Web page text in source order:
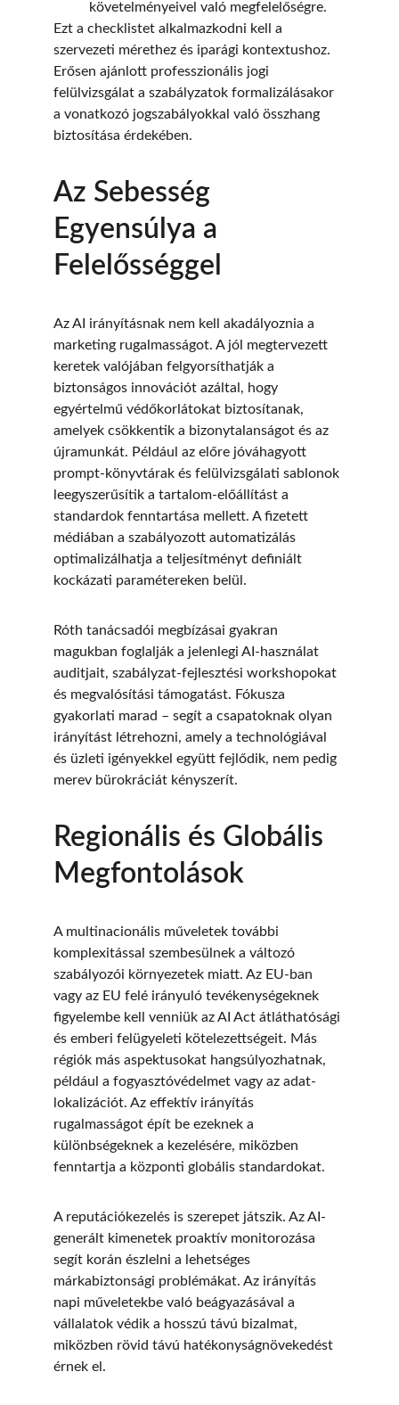
követelményeivel való megfelelőségre.
Ezt a checklistet alkalmazkodni kell a
szervezeti mérethez és iparági kontextushoz.
Erősen ajánlott professzionális jogi
felülvizsgálat a szabályzatok formalizálásakor
a vonatkozó jogszabályokkal való összhang
biztosítása érdekében.
Az Sebesség
Egyensúlya a
Felelősséggel
Az AI irányításnak nem kell akadályoznia a
marketing rugalmasságot. A jól megtervezett
keretek valójában felgyorsíthatják a
biztonságos innovációt azáltal, hogy
egyértelmű védőkorlátokat biztosítanak,
amelyek csökkentik a bizonytalanságot és az
újramunkát. Például az előre jóváhagyott
prompt-könyvtárak és felülvizsgálati sablonok
leegyszerűsítik a tartalom-előállítást a
standardok fenntartása mellett. A fizetett
médiában a szabályozott automatizálás
optimalizálhatja a teljesítményt definiált
kockázati paramétereken belül.
Róth tanácsadói megbízásai gyakran
magukban foglalják a jelenlegi AI-használat
auditjait, szabályzat-fejlesztési workshopokat
és megvalósítási támogatást. Fókusza
gyakorlati marad – segít a csapatoknak olyan
irányítást létrehozni, amely a technológiával
és üzleti igényekkel együtt fejlődik, nem pedig
merev bürokráciát kényszerít.
Regionális és Globális
Megfontolások
A multinacionális műveletek további
komplexitással szembesülnek a változó
szabályozói környezetek miatt. Az EU-ban
vagy az EU felé irányuló tevékenységeknek
figyelembe kell venniük az AI Act átláthatósági
és emberi felügyeleti kötelezettségeit. Más
régiók más aspektusokat hangsúlyozhatnak,
például a fogyasztóvédelmet vagy az adat-
lokalizációt. Az effektív irányítás
rugalmasságot épít be ezeknek a
különbségeknek a kezelésére, miközben
fenntartja a központi globális standardokat.
A reputációkezelés is szerepet játszik. Az AI-
generált kimenetek proaktív monitorozása
segít korán észlelni a lehetséges
márkabiztonsági problémákat. Az irányítás
napi műveletekbe való beágyazásával a
vállalatok védik a hosszú távú bizalmat,
miközben rövid távú hatékonyságnövekedést
érnek el.